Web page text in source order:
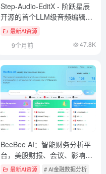
Step-Audio-EditX - 阶跃星辰
开源的首个LLM级音频编辑大
模型最新AI资源
9个月前 47.8K
BeeBee AI：智能财务分析平
台，美股财报、会议、影响分
析 最新AI资源 # AI金融数据分析